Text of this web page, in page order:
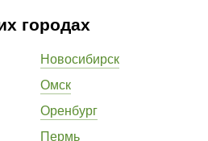
городах
Новосибирск
Омск
Оренбург
Пермь